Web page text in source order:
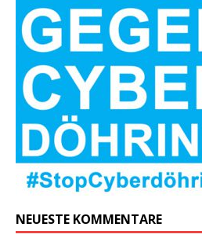
NEUESTE KOMMENTARE